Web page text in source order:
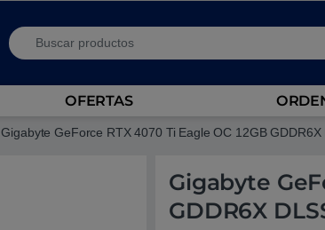
Search for:
OFERTAS
Gigabyte GeForce RTX 4070 Ti Eagle OC 12GB
Gigabyte
GDDR6X